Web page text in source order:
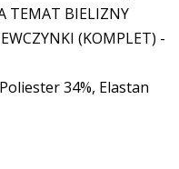
TEMAT BIELIZNY
(KOMPLET) -
34%, Elastan